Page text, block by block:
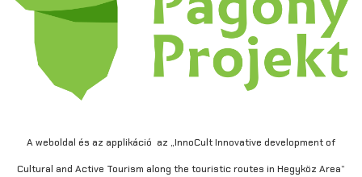
A weboldal és az applikáció az „InnoCult Innovative development of
Cultural and Active Tourism along the touristic routes in Hegyköz Area”